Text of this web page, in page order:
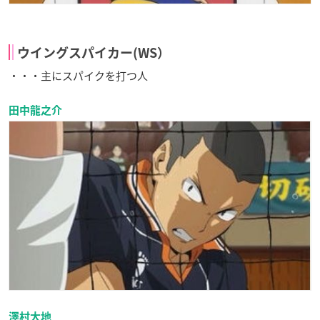
ウイングスパイカー(WS）
・・・主にスパイクを打つ人
田中龍之介
澤村大地